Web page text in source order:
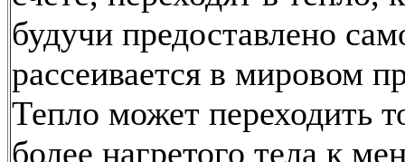
будучи предоставлено
рассеивается в мировом
Тепло может переходить
более нагретого тела к